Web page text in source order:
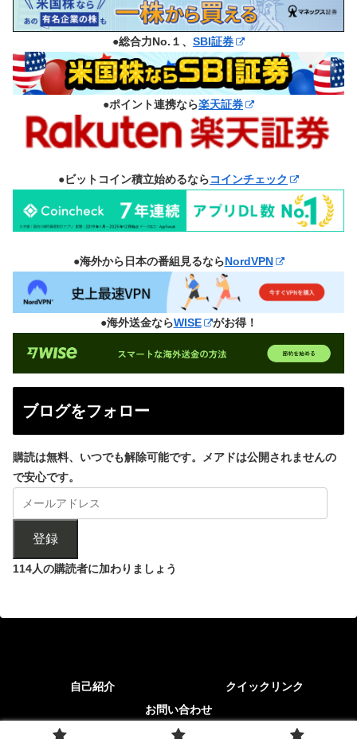
●総合力No.１、 SBI証券
●ポイント連携なら楽天証券
●ビットコイン積立始めるならコインチェック
●海外から日本の番組見るならNordVPN
●海外送金ならWISE がお得！
ブログをフォロー
購読は無料、いつでも解除可能です。メアドは公開されませんの
で安心です。
登録
114人の購読者に加わりましょう
自己紹介
クイックリンク
お問い合わせ